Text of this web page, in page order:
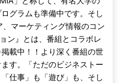
グラムも準備中です。そし
マーケティング情報のコン
ン』とは、番組とコラボレ
載中！！より深く番組の世
す。「ただのビジネストー
仕事」も「遊び」も、そし